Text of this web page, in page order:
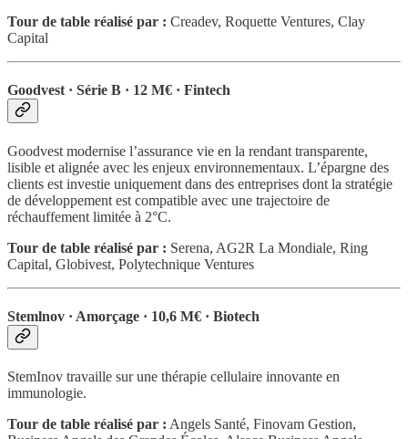
Tour de table réalisé par : Creadev, Roquette Ventures, Clay
Capital
Goodvest · Série B · 12 M€ · Fintech
Goodvest modernise l’assurance vie en la rendant transparente,
lisible et alignée avec les enjeux environnementaux. L’épargne des
clients est investie uniquement dans des entreprises dont la stratégie
de développement est compatible avec une trajectoire de
réchauffement limitée à 2°C.
Tour de table réalisé par : Serena, AG2R La Mondiale, Ring
Capital, Globivest, Polytechnique Ventures
Stemlnov · Amorçage · 10,6 M€ · Biotech
StemInov travaille sur une thérapie cellulaire innovante en
immunologie.
Tour de table réalisé par : Angels Santé, Finovam Gestion,